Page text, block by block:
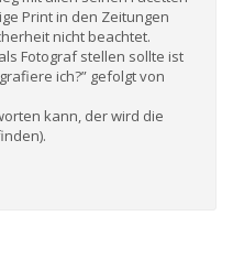
Print in den Zeitungen
nicht beachtet.
Fotograf stellen sollte ist
ich?” gefolgt von
kann, der wird die